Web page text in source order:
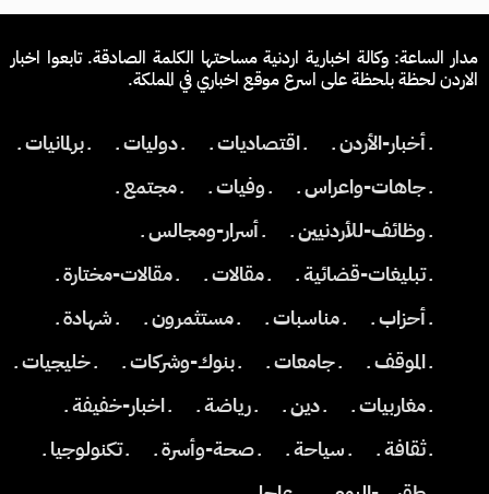
مدار الساعة: وكالة اخبارية اردنية مساحتها الكلمة الصادقة. تابعوا اخبار
الاردن لحظة بلحظة على اسرع موقع اخباري في المملكة.
ـ أخبار-الأردن ـ ـ اقتصاديات ـ ـ دوليات ـ
ـ برلمانيات ـ
ـ جاهات-واعراس ـ
ـ وفيات ـ
ـ مجتمع ـ
ـ وظائف-للأردنيين ـ
ـ أسرار-ومجالس ـ
ـ تبليغات-قضائية ـ
ـ مقالات ـ
ـ مقالات-مختارة ـ
ـ أحزاب ـ
ـ مناسبات ـ ـ مستثمرون ـ
ـ شهادة ـ
ـ الموقف ـ
ـ جامعات ـ ـ بنوك-وشركات ـ
ـ خليجيات ـ
ـ مغاربيات ـ
ـ دين ـ ـ رياضة ـ
ـ اخبار-خفيفة ـ
ـ ثقافة ـ
ـ سياحة ـ ـ صحة-وأسرة ـ
ـ تكنولوجيا ـ